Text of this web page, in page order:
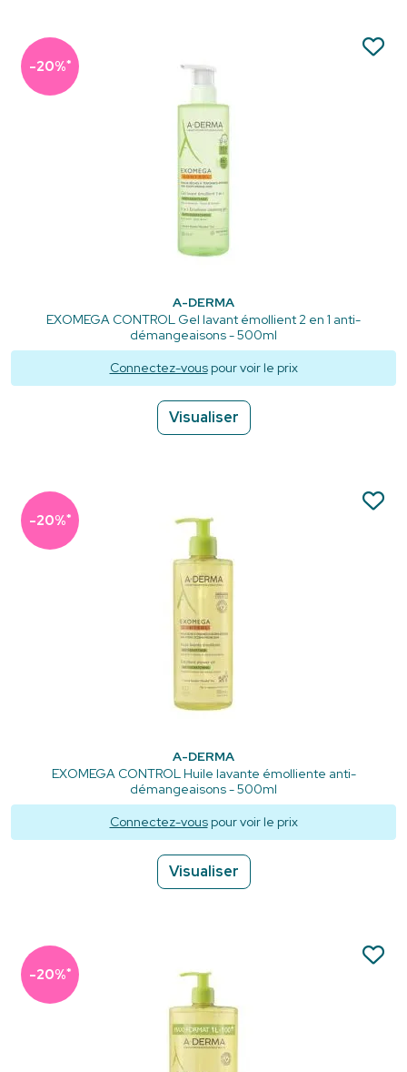
-20%*
A-DERMA
EXOMEGA CONTROL Gel lavant émollient 2 en 1 anti-
démangeaisons - 500ml
Connectez-vouspour voir le prix
Visualiser
-20%*
A-DERMA
EXOMEGA CONTROL Huile lavante émolliente anti-
démangeaisons - 500ml
Connectez-vouspour voir le prix
Visualiser
-20%*